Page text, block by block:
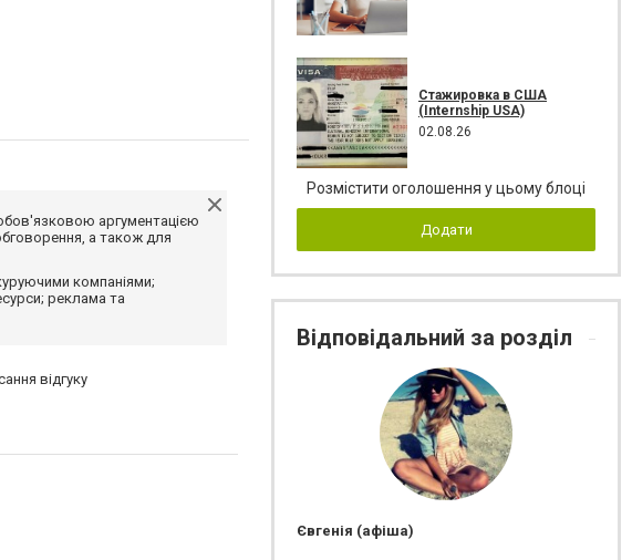
аргументацією
а також для
компаніями;
реклама та
відгуку
Стажировка в США
(Internship USA)
02.08.26
Розмістити оголошення у цьому блоці
Додати
Відповідальний за розділ
Євгенія (афіша)